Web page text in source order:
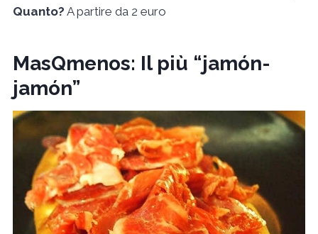
Quanto? A partire da 2 euro
MasQmenos: Il più “jamón-
jamón”